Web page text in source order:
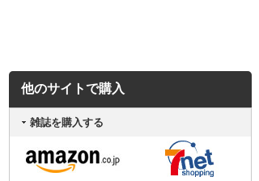
他のサイトで購入
雑誌を購入する